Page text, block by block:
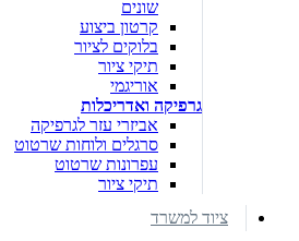
שונים
קרטון ביצוע
בלוקים לציור
תיקי ציור
אוריגמי
גרפיקה ואדריכלות
אביזרי עזר לגרפיקה
סרגלים ולוחות שרטוט
עפרונות שרטוט
תיקי ציור
ציוד למשרד